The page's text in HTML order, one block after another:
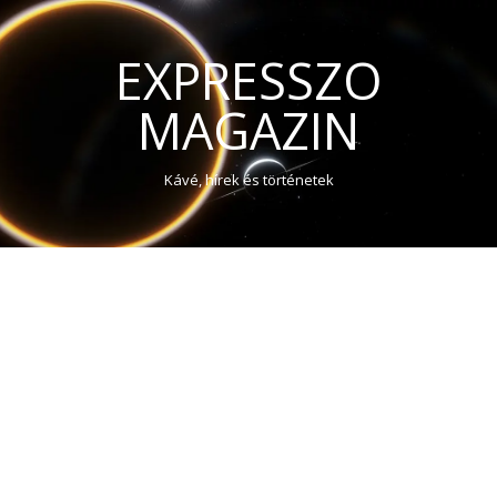
EXPRESSZO
MAGAZIN
Kávé, hírek és történetek